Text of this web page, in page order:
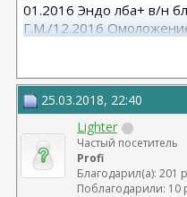
01.2016 Эндо лба+ в/н
Г.М./12.2016
25.03.2018, 22:40
Lighter
Частый посетитель
Profi
Благодарил(а): 201
Поблагодарили: 10